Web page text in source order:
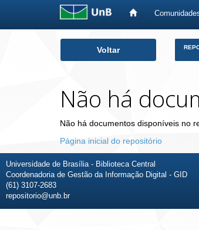
Voltar
Não há
Não há documentos disponíveis no
Página inicial do repositório
Universidade de Brasília - Biblioteca Central
Coordenadoria de Gestão da Informação Digital - GID
(61) 3107-2683
repositorio@unb.br